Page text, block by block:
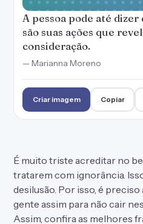
A pessoa pode até
são suas ações que
consideração.
— Marianna Moreno
Criar imagem Copiar
É muito triste acreditar no
tratarem com ignorância.
desilusão. Por isso, é
gente assim para não cair
Assim, confira as melhores